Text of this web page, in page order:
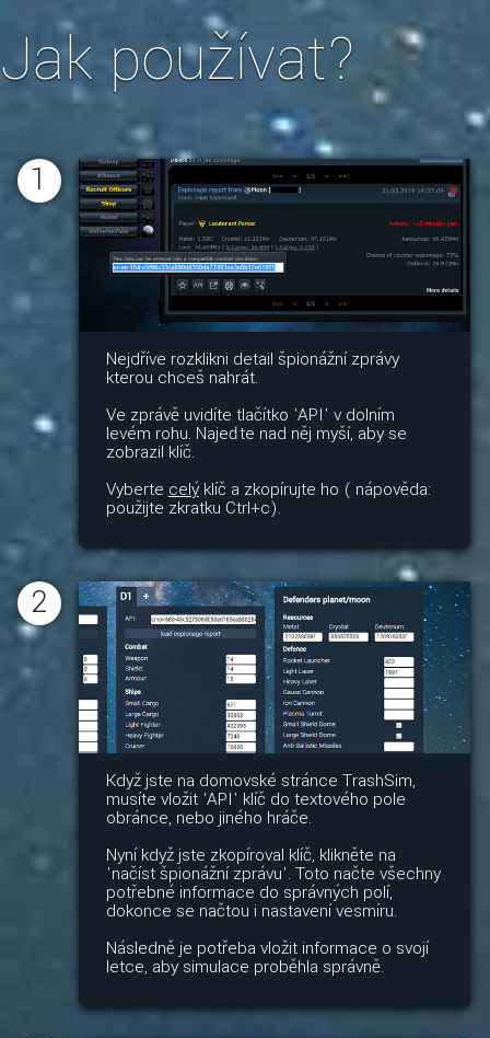
Jak používat?
1
Nejdříve rozklikni detail špionážní zprávy
kterou chceš nahrát.
Ve zprávě uvidíte tlačítko 'API' v dolním
levém rohu. Najeďte nad něj myší, aby se
zobrazil klíč.
Vyberte celýklíč a zkopírujte ho ( nápověda:
použijte zkratku Ctrl+c).
2
Když jste na domovské stránce TrashSim,
musíte vložit 'API' klíč do textového pole
obránce, nebo jiného hráče.
Nyní když jste zkopíroval klíč, klikněte na
'načíst špionážní zprávu'. Toto načte všechny
potřebné informace do správných polí,
dokonce se načtou i nastavení vesmíru.
Následně je potřeba vložit informace o svojí
letce, aby simulace proběhla správně.